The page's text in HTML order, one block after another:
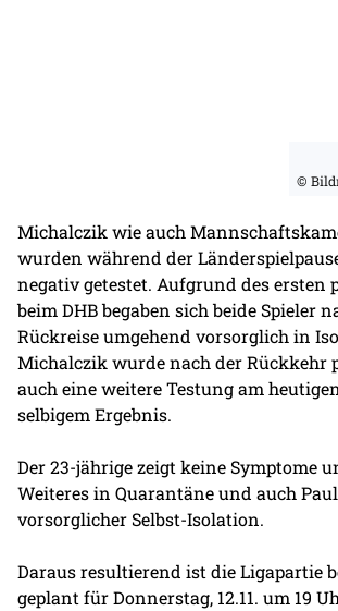
©
Michalczik wie auch
wurden während der
negativ getestet. Aufgrund des ersten
beim DHB begaben sich beide Spieler
Rückreise umgehend vorsorglich in
Michalczik wurde nach der Rückkehr
auch eine weitere Testung am
selbigem Ergebnis.
Der 23-jährige zeigt keine Symptome
Weiteres in Quarantäne und auch
vorsorglicher Selbst-Isolation.
Daraus resultierend ist die Ligapartie
geplant für Donnerstag, 12.11. um 19